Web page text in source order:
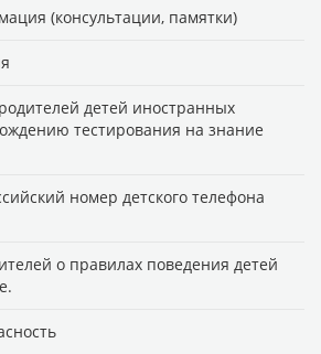
(консультации, памятки)
детей иностранных
тестирования на знание
номер детского телефона
о правилах поведения детей